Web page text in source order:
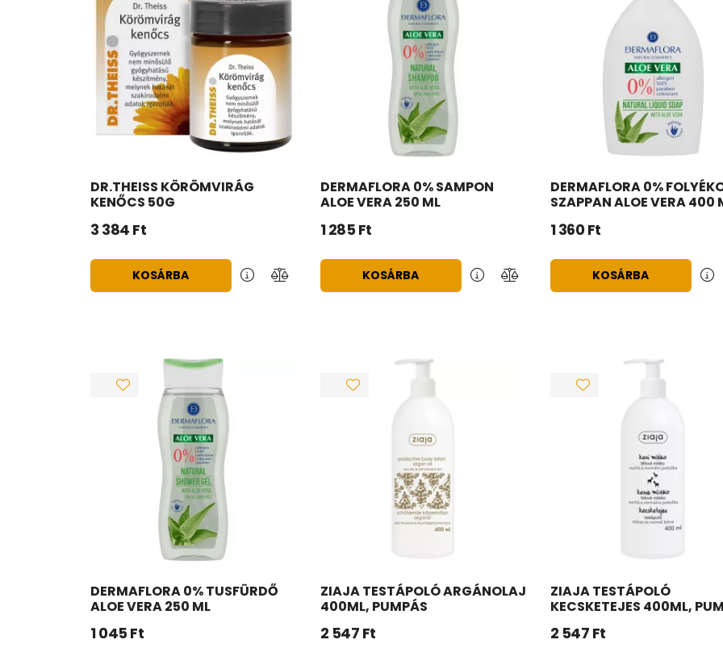
DR.THEISS KÖRÖMVIRÁG
KENŐCS 50G
3 384 Ft
KOSÁRBA
DERMAFLORA 0% SAMPON
ALOE VERA 250 ML
1 285 Ft
KOSÁRBA
DERMAFLORA 0%
SZAPPAN ALOE VERA 400
1 360Ft
KOSÁRBA
DERMAFLORA 0% TUSFÜRDŐ
ALOE VERA 250 ML
1 045 Ft
ZIAJA TESTÁPOLÓ ARGÁNOLAJ
400ML, PUMPÁS
2 547 Ft
ZIAJA TESTÁPOLÓ
KECSKETEJES 400ML,
2 547 Ft